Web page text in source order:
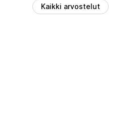
Kaikki arvostelut